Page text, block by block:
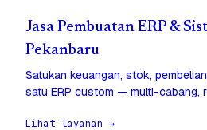
Jasa Pembuatan ERP &
Pekanbaru
Satukan keuangan, stok,
satu ERP custom — multi-cabang,
Lihat layanan →